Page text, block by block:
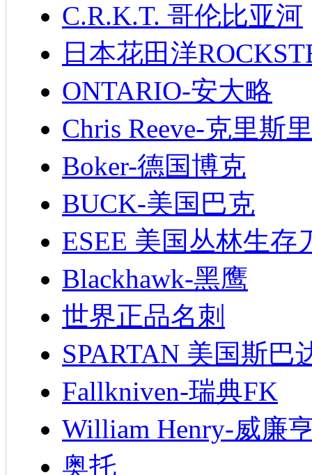
C.R.K.T. 哥伦比亚河
日本花田洋
ONTARIO-安大略
Chris Reeve-克里斯
Boker-德国博克
BUCK-美国巴克
ESEE 美国丛林生存
Blackhawk-黑鹰
世界正品名刺
SPARTAN 美国斯巴
Fallkniven-瑞典FK
William Henry-威廉
奥托